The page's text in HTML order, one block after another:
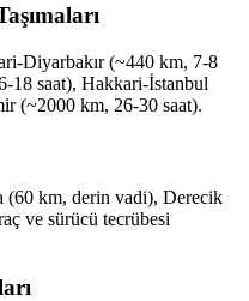
Diyarbakır (~440 km, 7-8
18 saat), Hakkari-İstanbul
(~2000 km, 26-30 saat).
(60 km, derin vadi), Derecik
ve sürücü tecrübesi